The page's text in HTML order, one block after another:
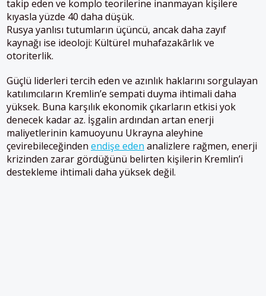
takip eden ve komplo teorilerine inanmayan kişilere
kıyasla yüzde 40 daha düşük.
Rusya yanlısı tutumların üçüncü, ancak daha zayıf
kaynağı ise ideoloji: Kültürel muhafazakârlık ve
otoriterlik.
Güçlü liderleri tercih eden ve azınlık haklarını sorgulayan
katılımcıların Kremlin’e sempati duyma ihtimali daha
yüksek. Buna karşılık ekonomik çıkarların etkisi yok
denecek kadar az. İşgalin ardından artan enerji
maliyetlerinin kamuoyunu Ukrayna aleyhine
çevirebileceğinden endişe eden analizlere rağmen, enerji
krizinden zarar gördüğünü belirten kişilerin Kremlin’i
destekleme ihtimali daha yüksek değil.